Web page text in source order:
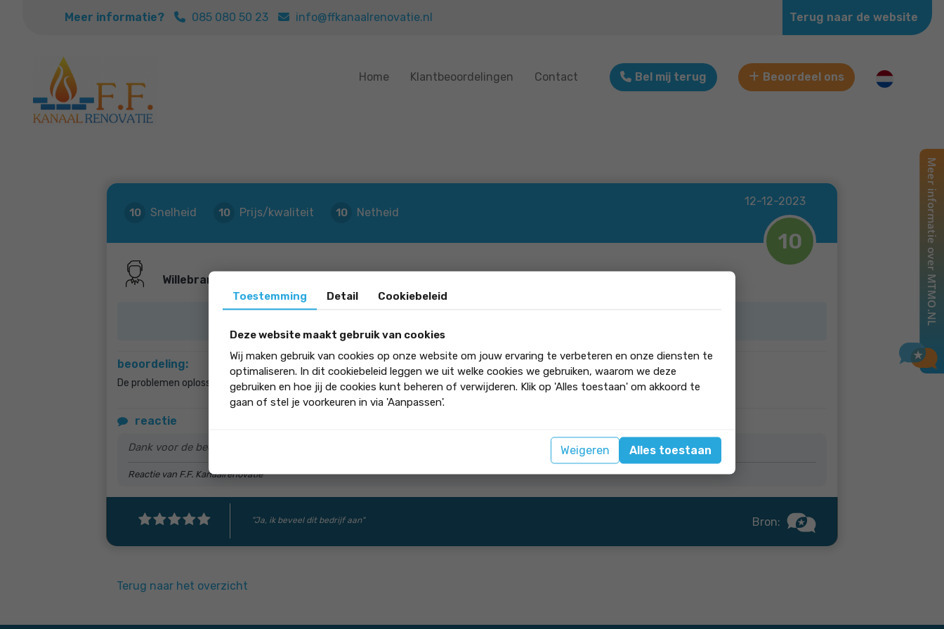
Meer informatie? 085 080 50 23 info@ffkanaalrenovatie.nl Terug naar de website
Home Klantbeoordelingen Contact Bel mij terug Beoordeel ons
12-12-2023
10
10 Snelheid 10 Prijs/kwaliteit 10 Netheid
Willebrands
beoordeling:
De problemen oplossen in het LCV kanaal
reactie
Dank voor de beoordeling!
Reactie van F.F. Kanaalrenovatie
"Ja, ik beveel dit bedrijf aan" Bron:
Terug naar het overzicht
Toestemming Detail Cookiebeleid
Deze website maakt gebruik van cookies
Wij maken gebruik van cookies op onze website om jouw ervaring te verbeteren en onze diensten te
optimaliseren. In dit cookiebeleid leggen we uit welke cookies we gebruiken, waarom we deze
gebruiken en hoe jij de cookies kunt beheren of verwijderen. Klik op 'Alles toestaan' om akkoord te
gaan of stel je voorkeuren in via 'Aanpassen'.
Weigeren Alles toestaan